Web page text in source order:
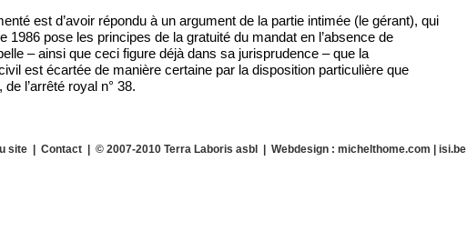
est d’avoir répondu à un argument de la partie intimée (le gérant), qui
1986 pose les principes de la gratuité du mandat en l’absence de
– ainsi que ceci figure déjà dans sa jurisprudence – que la
est écartée de manière certaine par la disposition particulière que
de l’arrêté royal n° 38.
site| Contact| © 2007-2010 Terra Laboris asbl | Webdesign : michelthome.com | isi.be